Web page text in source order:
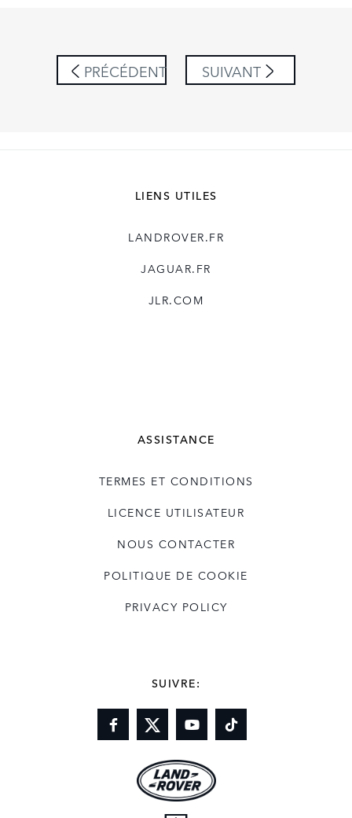
PRÉCÉDENT SUIVANT
LIENS UTILES
LANDROVER.FR
JAGUAR.FR
JLR.COM
ASSISTANCE
TERMES ET CONDITIONS
LICENCE UTILISATEUR
NOUS CONTACTER
POLITIQUE DE COOKIE
PRIVACY POLICY
SUIVRE: